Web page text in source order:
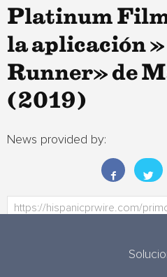
Platinum
la aplicación
Runner» de
(2019)
News provided by: